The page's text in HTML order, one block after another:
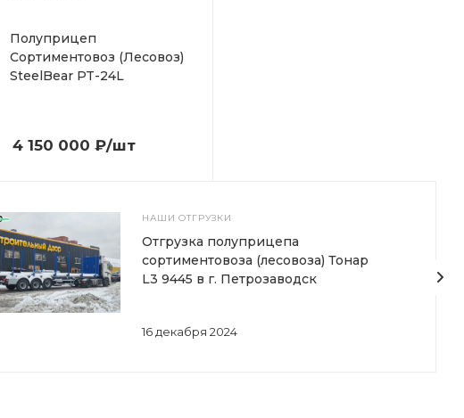
Полуприцеп
Сортиментовоз (Лесовоз)
SteelBear PT-24L
4 150 000 ₽/шт
НАШИ ОТГРУЗКИ
16 декабря 2024
Отгрузка полуприцепа
сортиментовоза (лесовоза) Тонар
L3 9445 в г. Петрозаводск